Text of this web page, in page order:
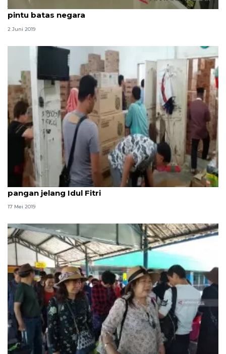
Jelang Idul Fitri imigrasi perketat pengawasan di
pintu batas negara
2 Juni 2019
BPOM Tanjungpinang perketat pengawasan
pangan jelang Idul Fitri
17 Mei 2019